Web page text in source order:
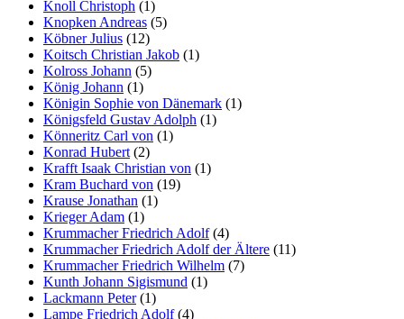
Knoll Christoph (1)
Knopken Andreas (5)
Köbner Julius (12)
Koitsch Christian Jakob (1)
Kolross Johann (5)
König Johann (1)
Königin Sophie von Dänemark (1)
Königsfeld Gustav Adolph (1)
Könneritz Carl von (1)
Konrad Hubert (2)
Krafft Isaak Christian von (1)
Kram Buchard von (19)
Krause Jonathan (1)
Krieger Adam (1)
Krummacher Friedrich Adolf(4)
Krummacher Friedrich Adolf der Ältere (11)
Krummacher Friedrich Wilhelm (7)
Kunth Johann Sigismund (1)
Lackmann Peter(1)
Lampe Friedrich Adolf(4)